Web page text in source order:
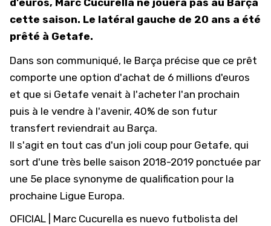
d'euros, Marc Cucurella ne jouera pas au Barça
cette saison. Le latéral gauche de 20 ans a été
prêté à Getafe.
Dans son communiqué, le Barça précise que ce prêt
comporte une option d'achat de 6 millions d'euros
et que si Getafe venait à l'acheter l'an prochain
puis à le vendre à l'avenir, 40% de son futur
transfert reviendrait au Barça.
Il s'agit en tout cas d'un joli coup pour Getafe, qui
sort d'une très belle saison 2018-2019 ponctuée par
une 5e place synonyme de qualification pour la
prochaine Ligue Europa.
OFICIAL | Marc Cucurella es nuevo futbolista del